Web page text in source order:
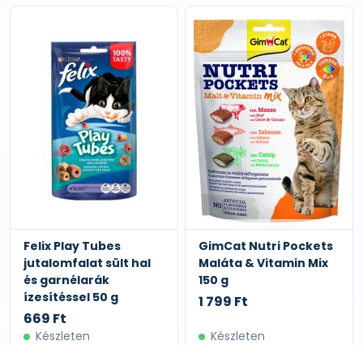
Felix Play Tubes
jutalomfalat sült hal
és garnélarák
ízesítéssel 50 g
669 Ft
Készleten
GimCat Nutri Pockets
Maláta & Vitamin Mix
150 g
1 799 Ft
Készleten